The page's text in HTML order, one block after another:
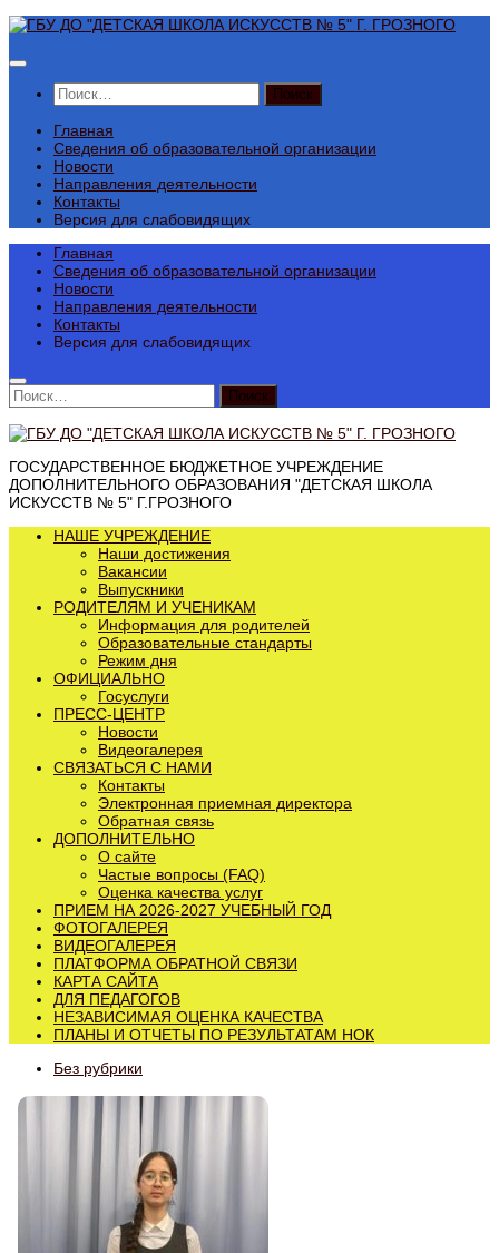
Перейти
содержимому
Найти:
Главная
Сведения об образовательной организации
Новости
Направления деятельности
Контакты
Версия для слабовидящих
Главная
Сведения об образовательной организации
Новости
Направления деятельности
Контакты
Версия для слабовидящих
Найти:
ГОСУДАРСТВЕННОЕ БЮДЖЕТНОЕ УЧРЕЖДЕНИЕ
ДОПОЛНИТЕЛЬНОГО ОБРАЗОВАНИЯ "ДЕТСКАЯ ШКОЛА
ИСКУССТВ № 5" Г.ГРОЗНОГО
НАШЕ УЧРЕЖДЕНИЕ
Наши достижения
Вакансии
Выпускники
РОДИТЕЛЯМ И УЧЕНИКАМ
Информация для родителей
Образовательные стандарты
Режим дня
ОФИЦИАЛЬНО
Госуслуги
ПРЕСС-ЦЕНТР
Новости
Видеогалерея
СВЯЗАТЬСЯ С НАМИ
Контакты
Электронная приемная директора
Обратная связь
ДОПОЛНИТЕЛЬНО
О сайте
Частые вопросы (FAQ)
Оценка качества услуг
ПРИЕМ НА 2026-2027 УЧЕБНЫЙ ГОД
ФОТОГАЛЕРЕЯ
ВИДЕОГАЛЕРЕЯ
ПЛАТФОРМА ОБРАТНОЙ СВЯЗИ
КАРТА САЙТА
ДЛЯ ПЕДАГОГОВ
НЕЗАВИСИМАЯ ОЦЕНКА КАЧЕСТВА
ПЛАНЫ И ОТЧЕТЫ ПО РЕЗУЛЬТАТАМ НОК
Без рубрики